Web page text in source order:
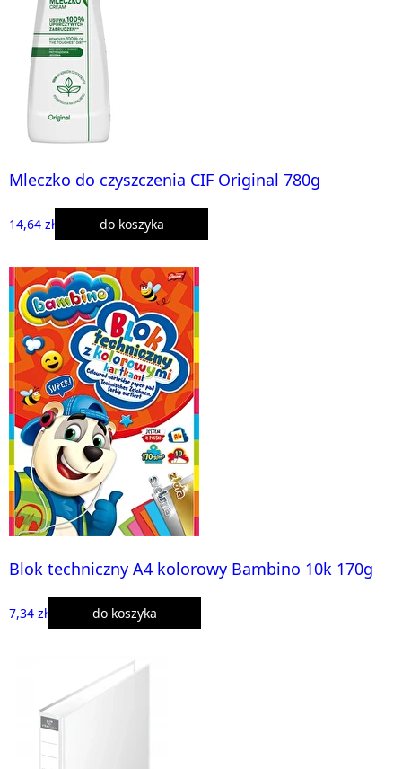
Mleczko do czyszczenia CIF Original 780g
14,64 zł do koszyka
Blok techniczny A4 kolorowy Bambino 10k 170g
7,34 zł do koszyka